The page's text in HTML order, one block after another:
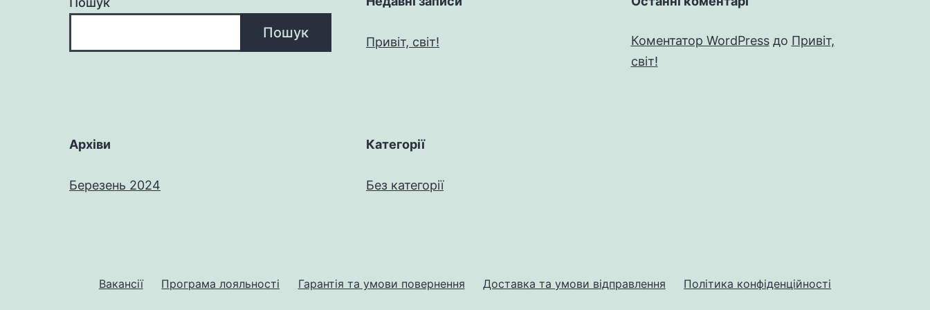
Пошук
Привіт, світ! Коментатор WordPressдо Привіт,
світ!
Архіви
Березень 2024
Категорії
Без категорії
Вакансії Програма лояльності Гарантія та умови повернення Доставка та умови відправлення Політика конфіденційності